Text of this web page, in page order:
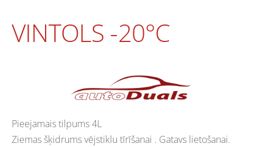
VINTOLS -20°C
Pieejamais tilpums 4L
Ziemas šķidrums vējstiklu tīrīšanai . Gatavs lietošanai.